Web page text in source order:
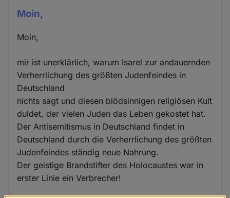
Moin,
Moin,
mir ist unerklärlich, warum Isarel zur andauernden
Verherrlichung des größten Judenfeindes in
Deutschland
nichts sagt und diesen blödsinnigen religiösen Kult
duldet, der vielen Juden das Leben gekostet hat.
Der Antisemitismus in Deutschland findet in
Deutschland durch die Verherrlichung des größten
Judenfeindes ständig neue Nahrung.
Der geistige Brandstifter des Holocaustes war in
erster Linie ein Verbrecher!